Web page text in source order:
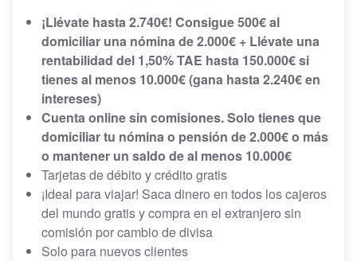
¡Llévate hasta 2.740€! Consigue 500€ al
domiciliar una nómina de 2.000€ + Llévate una
rentabilidad del 1,50% TAE hasta 150.000€ si
tienes al menos 10.000€ (gana hasta 2.240€ en
intereses)
Cuenta online sin comisiones. Solo tienes que
domiciliar tu nómina o pensión de 2.000€ o más
o mantener un saldo de al menos 10.000€
Tarjetas de débito y crédito gratis
¡Ideal para viajar! Saca dinero en todos los cajeros
del mundo gratis y compra en el extranjero sin
comisión por cambio de divisa
Solo para nuevos clientes